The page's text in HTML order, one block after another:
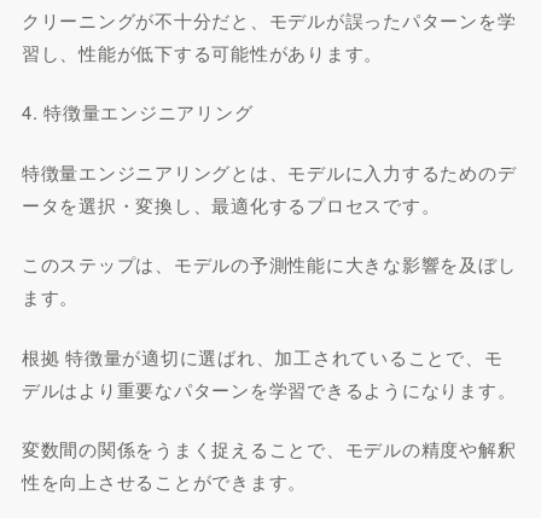
クリーニングが不十分だと、モデルが誤ったパターンを学
習し、性能が低下する可能性があります。
4. 特徴量エンジニアリング
特徴量エンジニアリングとは、モデルに入力するためのデ
ータを選択・変換し、最適化するプロセスです。
このステップは、モデルの予測性能に大きな影響を及ぼし
ます。
根拠 特徴量が適切に選ばれ、加工されていることで、モ
デルはより重要なパターンを学習できるようになります。
変数間の関係をうまく捉えることで、モデルの精度や解釈
性を向上させることができます。